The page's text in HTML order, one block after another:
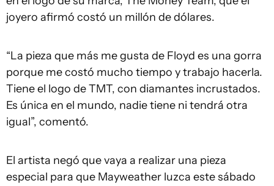
joyero afirmó costó un millón de dólares.
“La pieza que más me gusta de Floyd es una gorra
porque me costó mucho tiempo y trabajo hacerla.
Tiene el logo de TMT, con diamantes incrustados.
Es única en el mundo, nadie tiene ni tendrá otra
igual”, comentó.
El artista negó que vaya a realizar una pieza
especial para que Mayweather luzca este sábado